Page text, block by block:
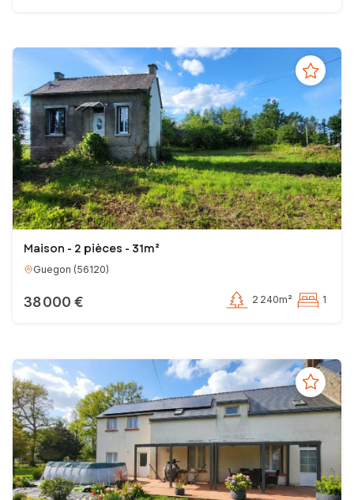
Maison - 2 pièces - 31m²
Guegon (56120)
38 000 € 2 240m² 1